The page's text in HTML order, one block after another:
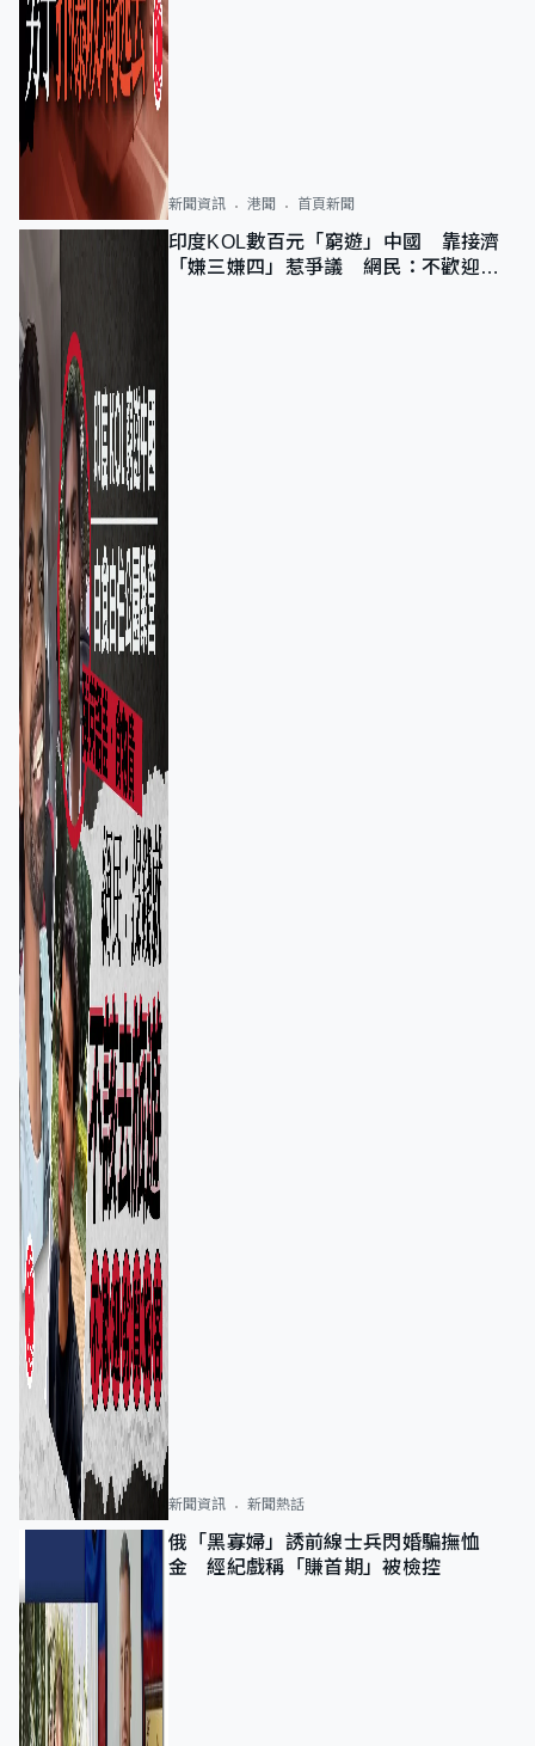
新聞資訊 港聞 首頁新聞
印度KOL數百元「窮遊」中國 靠接濟
「嫌三嫌四」惹爭議 網民：不歡迎劣
新聞資訊 新聞熱話
俄「黑寡婦」誘前線士兵閃婚騙撫恤
金 經紀戲稱「賺首期」被檢控